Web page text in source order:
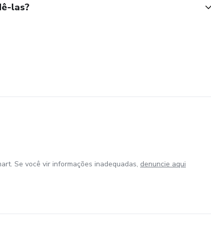
las?
Se você vir informações inadequadas, denuncie aqui